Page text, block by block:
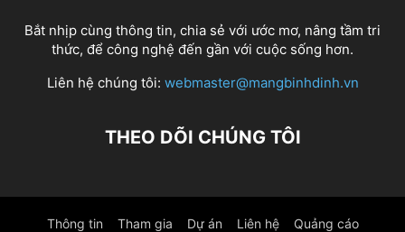
Bắt nhịp cùng thông tin, chia sẻ với ước mơ, nâng tầm tri
thức, để công nghệ đến gần với cuộc sống hơn.
Liên hệ chúng tôi: webmaster@mangbinhdinh.vn
THEO DÕI CHÚNG TÔI
Thông tin Tham gia Dự án Liên hệ Quảng cáo